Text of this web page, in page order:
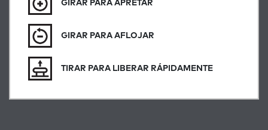
GIRAR PARA APRETAR
GIRAR PARA AFLOJAR
TIRAR PARA LIBERAR RÁPIDAMENTE